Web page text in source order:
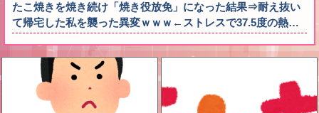
たこ焼きを焼き続け「焼き役放免」になった結果⇒耐え抜い
て帰宅した私を襲った異変ｗｗｗ←ストレスで37.5度の熱…